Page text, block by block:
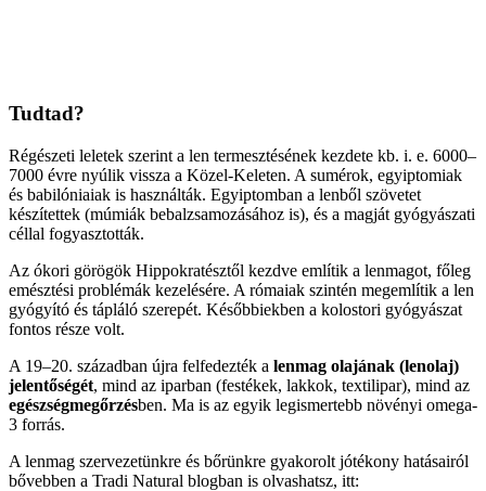
Tudtad?
Régészeti leletek szerint a len termesztésének kezdete kb. i. e. 6000–
7000 évre nyúlik vissza a Közel-Keleten. A sumérok, egyiptomiak
és babilóniaiak is használták. Egyiptomban a lenből szövetet
készítettek (múmiák bebalzsamozásához is), és a magját gyógyászati
céllal fogyasztották.
Az ókori görögök Hippokratésztől kezdve említik a lenmagot, főleg
emésztési problémák kezelésére. A rómaiak szintén megemlítik a len
gyógyító és tápláló szerepét. Későbbiekben a kolostori gyógyászat
fontos része volt.
A 19–20. században újra felfedezték a lenmag olajának (lenolaj)
jelentőségét, mind az iparban (festékek, lakkok, textilipar), mind az
egészségmegőrzésben. Ma is az egyik legismertebb növényi omega-
3 forrás.
A lenmag szervezetünkre és bőrünkre gyakorolt jótékony hatásairól
bővebben a Tradi Natural blogban is olvashatsz, itt: